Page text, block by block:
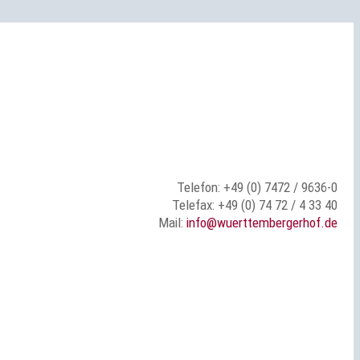
Telefon: +49 (0) 7472 / 9636-0
Telefax: +49 (0) 74 72 / 4 33 40
Mail: info@wuerttembergerhof.de